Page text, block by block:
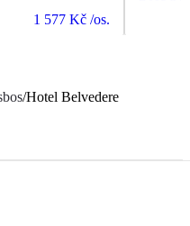
1 577 Kč /os.
/Hotel Belvedere